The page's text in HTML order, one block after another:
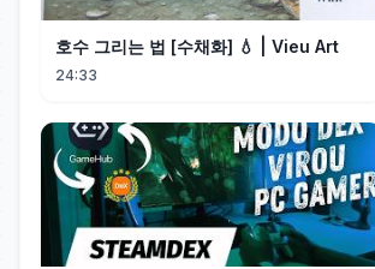
호수 그리는 법 [수채화] 💧 | Vieu Art
24:33